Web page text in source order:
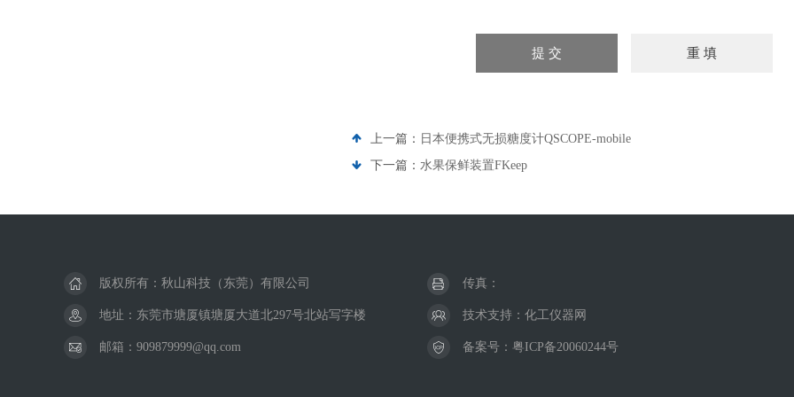
上一篇： 日本便携式无损糖度计QSCOPE-mobile
下一篇： 水果保鲜装置FKeep
版权所有：秋山科技（东莞）有限公司 传真：
地址：东莞市塘厦镇塘厦大道北297号北站写字楼 技术支持： 化工仪器网
邮箱：909879999@qq.com 备案号： 粤ICP备20060244号